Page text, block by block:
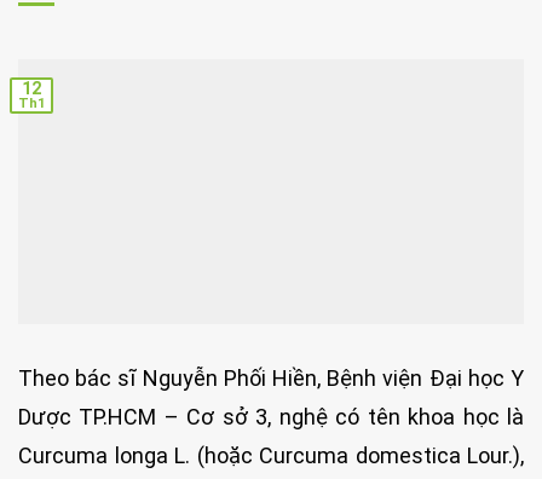
12
Th1
Theo bác sĩ Nguyễn Phối Hiền, Bệnh viện Đại học Y
Dược TP.HCM – Cơ sở 3, nghệ có tên khoa học là
Curcuma longa L. (hoặc Curcuma domestica Lour.),